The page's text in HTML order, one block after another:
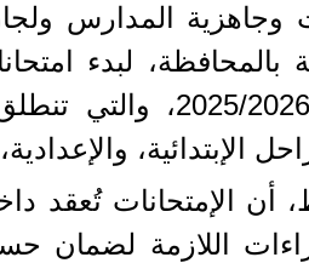
وجاهزية المدارس
بالمحافظة، لبدء
الإبتدائية،
أن الإمتحانات تُعقد
اللازمة لضمان